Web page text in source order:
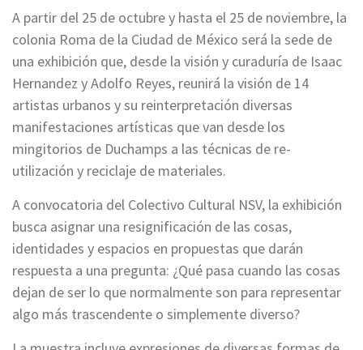
A partir del 25 de octubre y hasta el 25 de noviembre, la
colonia Roma de la Ciudad de México será la sede de
una exhibición que, desde la visión y curaduría de Isaac
Hernandez y Adolfo Reyes, reunirá la visión de 14
artistas urbanos y su reinterpretación diversas
manifestaciones artísticas que van desde los
mingitorios de Duchamps a las técnicas de re-
utilización y reciclaje de materiales.
A convocatoria del Colectivo Cultural NSV, la exhibición
busca asignar una resignificación de las cosas,
identidades y espacios en propuestas que darán
respuesta a una pregunta: ¿Qué pasa cuando las cosas
dejan de ser lo que normalmente son para representar
algo más trascendente o simplemente diverso?